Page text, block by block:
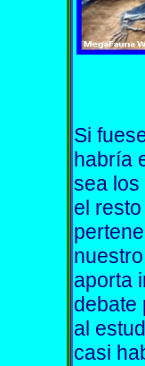
Si
habría
sea los
el
aporta
debate
al
casi